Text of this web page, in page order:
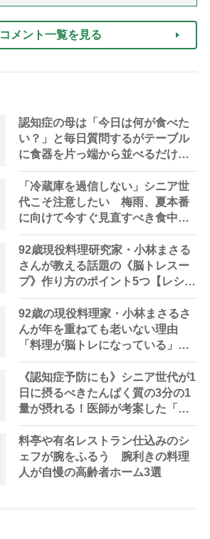
コメント一覧を見る
認知症の母は「今日は何が食べた
い？」と毎日質問するがテーブル
に食器を片っ端から並べるだけ―
困った息子の対処法とものがない
現在の台所の意味
「冷蔵庫を過信しない」シニア世
代こそ注意したい 梅雨、夏本番
に向けて今すぐ見直すべき食中毒
対策を家事アドバイザーが指南
92歳現役料理研究家・小林まさる
さんが教える話題の《脳トレスー
プ》作り方のポイント5つ【レシピ
公開】
92歳の現役料理家・小林まさるさ
んが年を重ねても老いない理由
「料理が脳トレになっている」と
脳トレの権威が解説
《認知症予防にも》シニア世代が1
日に摂るべきたんぱく質の3分の1
量が摂れる！医師が考案した「長
生きスープ」レシピを紹介
料亭や有名レストラン仕込みのシ
ェフが腕をふるう 腕利きの料理
人が自慢の高齢者ホーム3選